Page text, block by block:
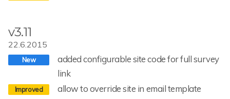
v3.11
22.6.2015
added configurable site code for full survey
link
allow to override site in email template